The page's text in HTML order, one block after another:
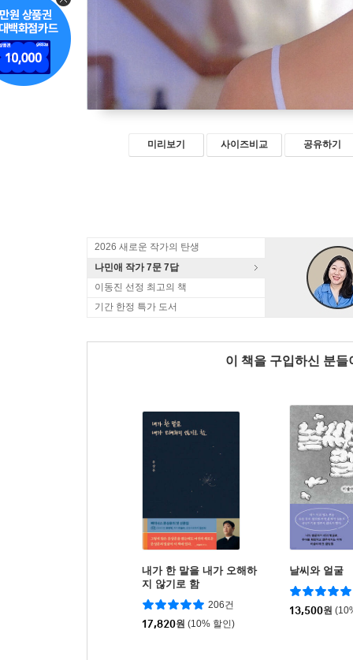
미리보기 사이즈비교 공유하기
2026 새로운 작가의 탄생
나민애 작가 7문 7답
이동진 선정 최고의 책
기간 한정 특가 도서
이 책을 구입하신 분
내가 한 말을 내가 오해하
지 않기로 함
206건
17,820원 (10% 할인)
날씨와 얼굴
13,500원